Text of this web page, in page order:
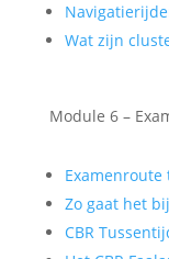
Wat zijn
Module 6 –
Examenroute
Zo gaat het
CBR